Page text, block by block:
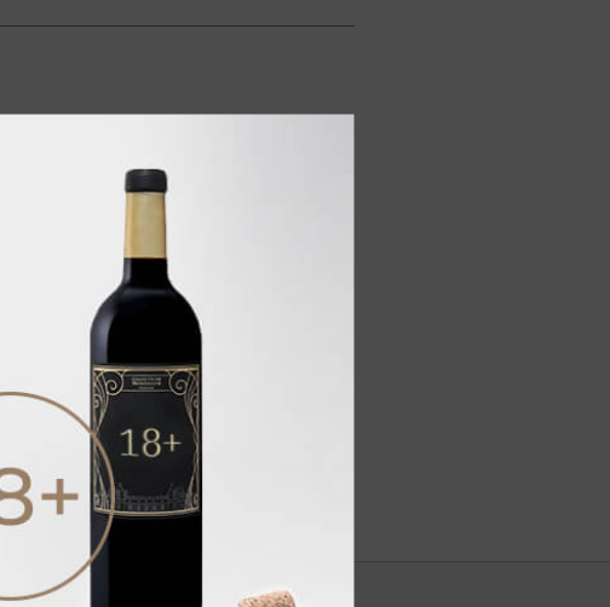
фруктов, оттенками корицы и
дубленой кожи, оттенками дуба и